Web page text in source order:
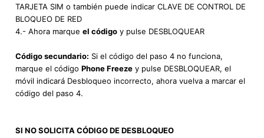
TARJETA SIM o también puede indicar CLAVE DE CONTROL DE
BLOQUEO DE RED
4.- Ahora marque el código y pulse DESBLOQUEAR
Código secundario: Si el código del paso 4 no funciona,
marque el código Phone Freeze y pulse DESBLOQUEAR, el
móvil indicará Desbloqueo incorrecto, ahora vuelva a marcar el
código del paso 4.
SI NO SOLICITA CÓDIGO DE DESBLOQUEO